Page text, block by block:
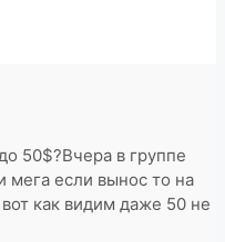
50$?Вчера в группе
мега если вынос то на
как видим даже 50 не